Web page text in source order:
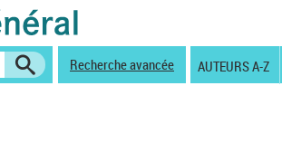
Recherche avancée AUTEURS A-Z